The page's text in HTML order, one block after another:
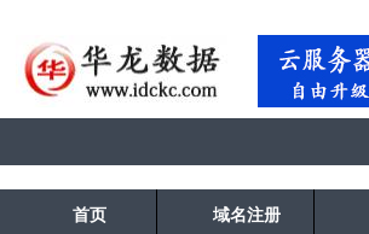
首页 域名注册